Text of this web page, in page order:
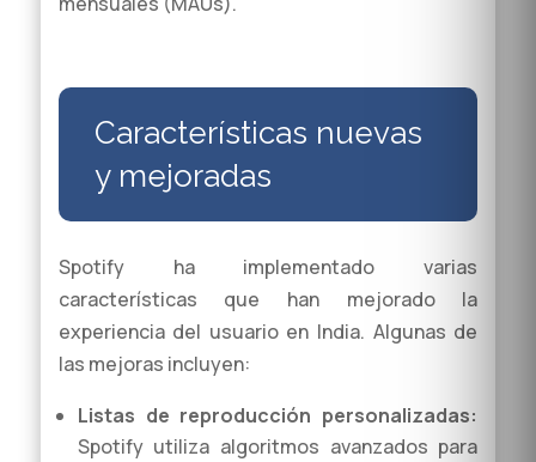
Características nuevas
y mejoradas
Spotify ha implementado varias
características que han mejorado la
experiencia del usuario en India. Algunas de
las mejoras incluyen:
Listas de reproducción personalizadas:
Spotify utiliza algoritmos avanzados para